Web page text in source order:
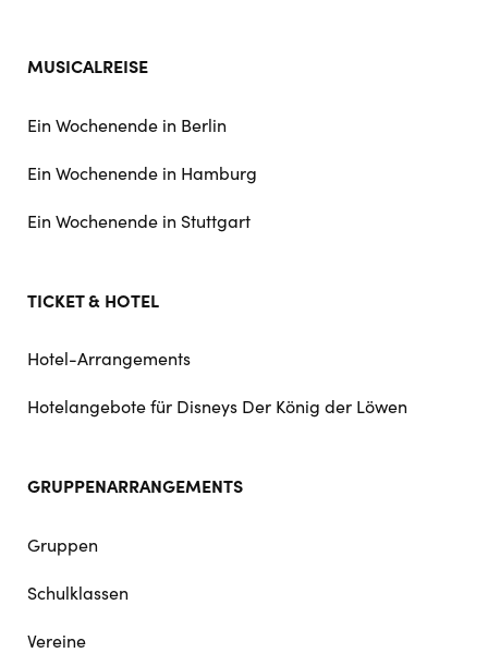
MUSICALREISE
Ein Wochenende in Berlin
Ein Wochenende in Hamburg
Ein Wochenende in Stuttgart
TICKET & HOTEL
Hotel-Arrangements
Hotelangebote für Disneys Der König der Löwen
GRUPPENARRANGEMENTS
Gruppen
Schulklassen
Vereine